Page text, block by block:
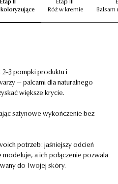
Róż w kremie
Balsam
2–3 pompki produktu i
— palcami dla naturalnego
większe krycie.
satynowe wykończenie bez
potrzeb: jaśniejszy odcień
a ich połączenie pozwala
do Twojej skóry.